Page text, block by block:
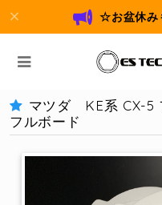
☆お盆休み
マツダ KE系 CX-5
フルボード